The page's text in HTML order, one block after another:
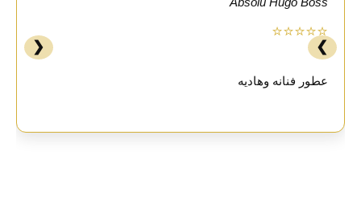
⭐⭐⭐⭐⭐
عطور فنانه وهاديه
❮ ❯